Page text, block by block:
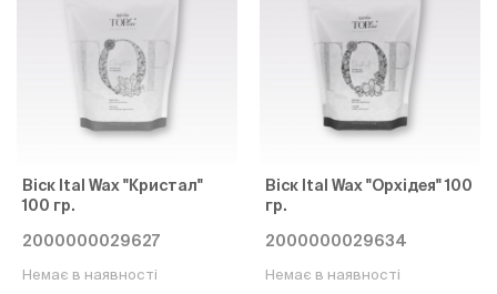
Віск Ital Wax "Кристал"
100 гр.
2000000029627
Немає в наявності
Віск Ital Wax "Орхідея" 100
гр.
2000000029634
Немає в наявності